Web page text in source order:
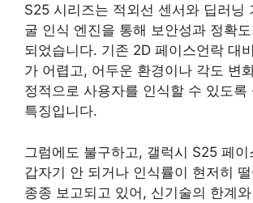
S25 시리즈는 적외선 센서와 딥러닝
굴 인식 엔진을 통해 보안성과 정확
되었습니다. 기존 2D 페이스언락 대
가 어렵고, 어두운 환경이나 각도 변
정적으로 사용자를 인식할 수 있도록
특징입니다.
그럼에도 불구하고, 갤럭시 S25 페이
갑자기 안 되거나 인식률이 현저히
종종 보고되고 있어, 신기술의 한계